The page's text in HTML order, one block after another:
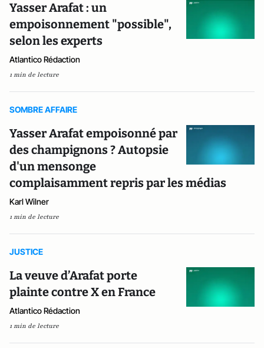
Yasser Arafat : un
empoisonnement "possible",
selon les experts
Atlantico Rédaction
1 min de lecture
SOMBRE AFFAIRE
Yasser Arafat empoisonné par
des champignons ? Autopsie
d'un mensonge
complaisamment repris par les médias
Karl Wilner
1 min de lecture
JUSTICE
La veuve d’Arafat porte
plainte contre X en France
Atlantico Rédaction
1 min de lecture